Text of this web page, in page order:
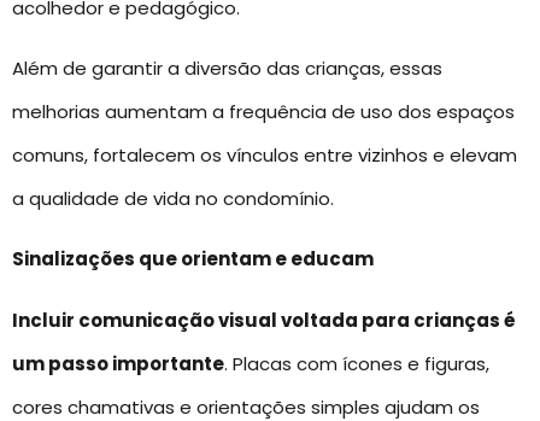
acolhedor e pedagógico.
Além de garantir a diversão das crianças, essas
melhorias aumentam a frequência de uso dos espaços
comuns, fortalecem os vínculos entre vizinhos e elevam
a qualidade de vida no condomínio.
Sinalizações que orientam e educam
Incluir comunicação visual voltada para crianças é
um passo importante. Placas com ícones e figuras,
cores chamativas e orientações simples ajudam os